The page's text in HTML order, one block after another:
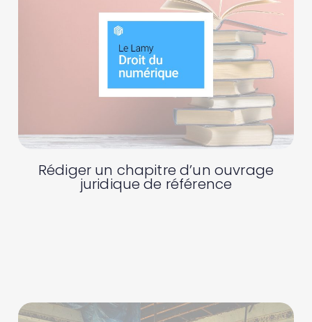
Rédiger un chapitre d’un ouvrage
juridique de référence